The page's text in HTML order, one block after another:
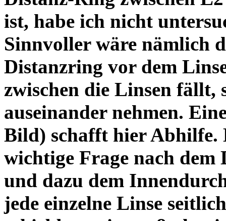
ist, habe ich nicht
Sinnvoller wäre nämlich
Distanzring vor dem
zwischen die Linsen fällt,
auseinander nehmen.
Bild) schafft hier Abhilfe.
wichtige Frage nach dem
und dazu dem
jede einzelne Linse